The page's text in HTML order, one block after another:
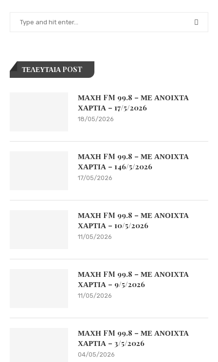
ΤΕΛΕΥΤΑΙΑ POST
ΜΑΧΗ FM 99.8 – ΜΕ ΑΝΟΙΧΤΑ
ΧΑΡΤΙΑ – 17/5/2026
18/05/2026
ΜΑΧΗ FM 99.8 – ΜΕ ΑΝΟΙΧΤΑ
ΧΑΡΤΙΑ – 146/5/2026
17/05/2026
ΜΑΧΗ FM 99.8 – ΜΕ ΑΝΟΙΧΤΑ
ΧΑΡΤΙΑ – 10/5/2026
11/05/2026
ΜΑΧΗ FM 99.8 – ΜΕ ΑΝΟΙΧΤΑ
ΧΑΡΤΙΑ – 9/5/2026
11/05/2026
ΜΑΧΗ FM 99.8 – ΜΕ ΑΝΟΙΧΤΑ
ΧΑΡΤΙΑ – 3/5/2026
04/05/2026